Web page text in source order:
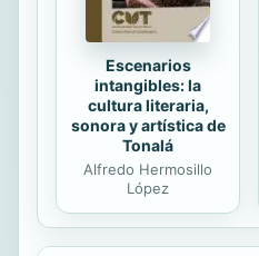
Escenarios
intangibles: la
cultura literaria,
sonora y artística de
Tonalá
Alfredo Hermosillo
López